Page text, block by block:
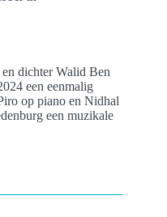
dichter Walid Ben
een eenmalig
op piano en Nidhal
een muzikale